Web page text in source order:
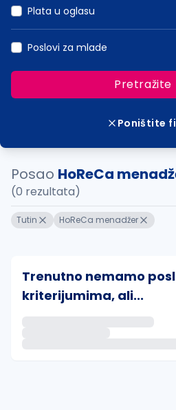
Plata u oglasu
Poslovi za mlade
Pretražite
Poništite
Posao HoReCa
(0 rezultata)
Tutin HoReCa menadžer
Trenutno nemamo
kriterijumima, ali...